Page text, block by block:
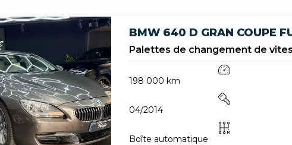
BMW 640 D GRAN COUPE
Palettes de changement de
198 000 km
04/2014
Boîte automatique